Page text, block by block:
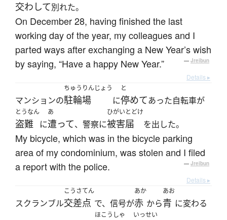
交わして別れた。
On December 28, having finished the last
working day of the year, my colleagues and I
parted ways after exchanging a New Year’s wish
by saying, “Have a happy New Year.”
— Jreibun
Details ▸
マンションの
ちゅうりんじょう
駐輪場 に
と
停めてあった自転車が
とうなん
盗難 に
あ
遭って、警察に
ひがいとどけ
被害届 を出した。
My bicycle, which was in the bicycle parking
area of my condominium, was stolen and I filed
a report with the police.
— Jreibun
Details ▸
スクランブル
こうさてん
交差点 で、信号が
あか
赤 から
あお
青 に変わる
ほこうしゃ いっせい